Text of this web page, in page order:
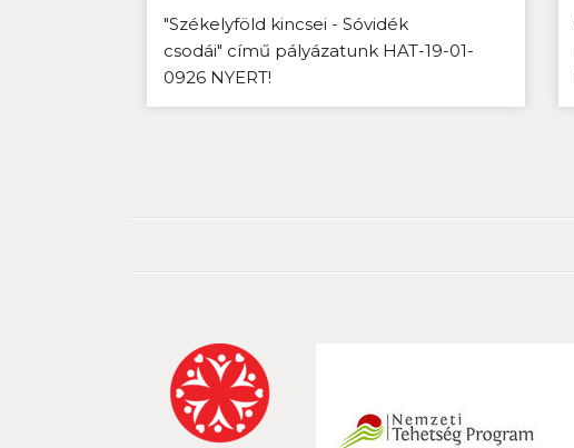
"Székelyföld kincsei - Sóvidék
csodái" című pályázatunk HAT-19-01-
0926 NYERT!